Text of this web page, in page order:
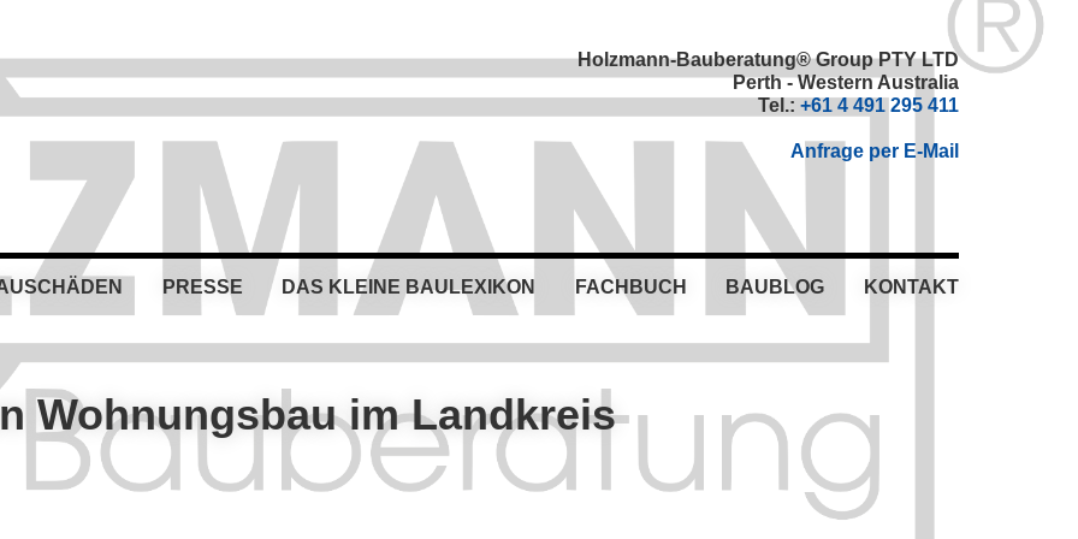
Holzmann-Bauberatung® Group PTY LTD
Perth - Western Australia
Tel.: +61 4 491 295 411
Anfrage per E-Mail
PRESSE DAS KLEINE BAULEXIKON FACHBUCH BAUBLOG KONTAKT
Wohnungsbau im Landkreis